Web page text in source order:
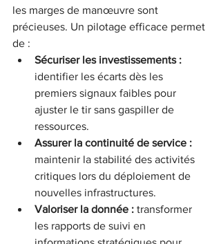
les marges de manœuvre sont
précieuses. Un pilotage efficace permet
de :
Sécuriser les investissements :
identifier les écarts dès les
premiers signaux faibles pour
ajuster le tir sans gaspiller de
ressources.
Assurer la continuité de service :
maintenir la stabilité des activités
critiques lors du déploiement de
nouvelles infrastructures.
Valoriser la donnée : transformer
les rapports de suivi en